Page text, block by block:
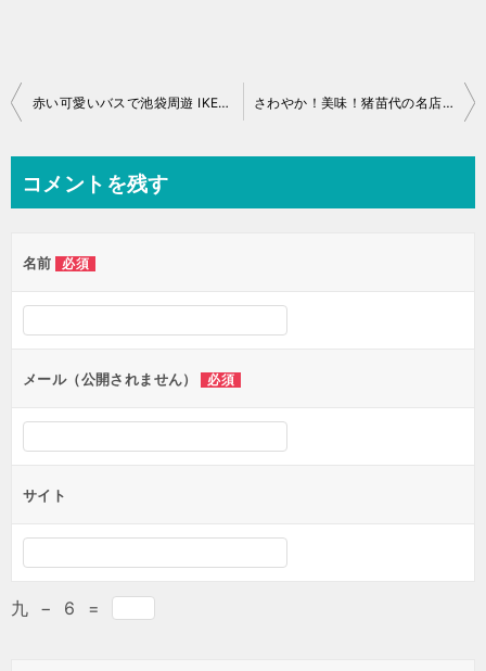
投
ビ
ー
シ
ョ
ン
赤い可愛いバスで池袋周遊 IKEBUS（イケバス）乗車記 さわやか！美味！猪苗代の名店「よろずや日々喜」さんで夜の宴を
コメントを残す
名前 必須
メール（公開されません） 必須
サイト
九 − 6 =